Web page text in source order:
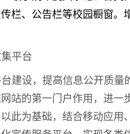
栏、公告栏等校园橱窗。
平台
建设，提高信息公开质量
站的第一门户作用，进一
此为基础，结合移动应用